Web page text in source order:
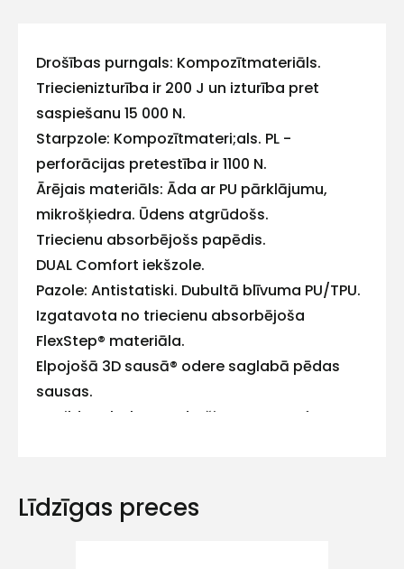
Drošības purngals: Kompozītmateriāls.
Triecienizturība ir 200 J un izturība pret
saspiešanu 15 000 N.
Starpzole: Kompozītmateri;als. PL -
perforācijas pretestība ir 1100 N.
Ārējais materiāls: Āda ar PU pārklājumu,
mikrošķiedra. Ūdens atgrūdošs.
Triecienu absorbējošs papēdis.
DUAL Comfort iekšzole.
Pazole: Antistatiski. Dubultā blīvuma PU/TPU.
Izgatavota no triecienu absorbējoša
FlexStep® materiāla.
Elpojošā 3D sausā® odere saglabā pēdas
sausas.
Papildu atbalstu nodrošina memory foam
Apavos netiek izmantotas metāla detaļas un
metāla detektori uz tām nereaģē.
Līdzīgas preces
Sazinies
ar
mums!
Atbildēsim
pēc
iespējas
ātrāk
Vārds
+